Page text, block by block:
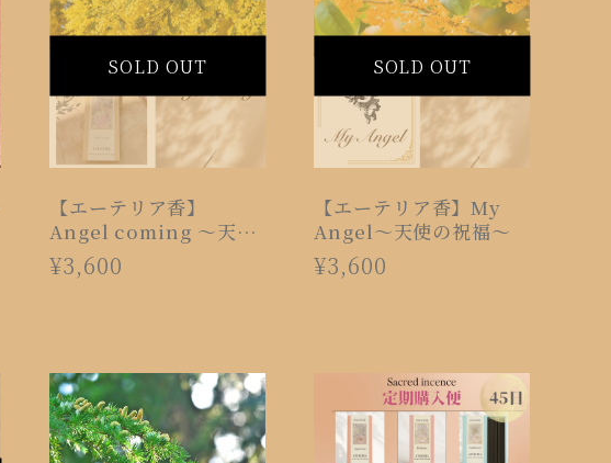
SOLD OUT
【エーテリア香】
Angel coming 〜天使
の軍勢〜
¥3,600
SOLD OUT
【エーテリア香】My
Angel〜天使の祝福〜
¥3,600